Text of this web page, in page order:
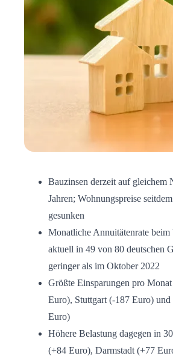
Bauzinsen derzeit auf gleichem
Jahren; Wohnungspreise
gesunken
Monatliche Annuitätenrate
aktuell in 49 von 80 deutschen
geringer als im Oktober 2022
Größte Einsparungen pro
Euro), Stuttgart (-187 Euro)
Euro)
Höhere Belastung dagegen in
(+84 Euro), Darmstadt (+77